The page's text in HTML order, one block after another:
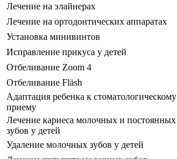
Лечение на элайнерах
Лечение на ортодонтических аппаратах
Установка минивинтов
Исправление прикуса у детей
Отбеливание Zoom 4
Отбеливание Fläsh
Адаптация ребенка к стоматологическому
приему
Лечение кариеса молочных и постоянных
зубов у детей
Удаление молочных зубов у детей